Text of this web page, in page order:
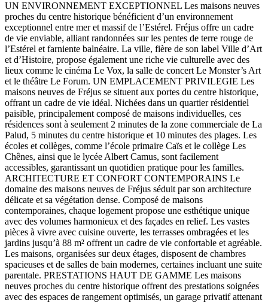
UN ENVIRONNEMENT EXCEPTIONNEL Les maisons neuves
proches du centre historique bénéficient d’un environnement
exceptionnel entre mer et massif de l’Estérel. Fréjus offre un cadre
de vie enviable, alliant randonnées sur les pentes de terre rouge de
l’Estérel et farniente balnéaire. La ville, fière de son label Ville d’Art
et d’Histoire, propose également une riche vie culturelle avec des
lieux comme le cinéma Le Vox, la salle de concert Le Monster’s Art
et le théâtre Le Forum. UN EMPLACEMENT PRIVILEGIE Les
maisons neuves de Fréjus se situent aux portes du centre historique,
offrant un cadre de vie idéal. Nichées dans un quartier résidentiel
paisible, principalement composé de maisons individuelles, ces
résidences sont à seulement 2 minutes de la zone commerciale de La
Palud, 5 minutes du centre historique et 10 minutes des plages. Les
écoles et collèges, comme l’école primaire Caïs et le collège Les
Chênes, ainsi que le lycée Albert Camus, sont facilement
accessibles, garantissant un quotidien pratique pour les familles.
ARCHITECTURE ET CONFORT CONTEMPORAINS Le
domaine des maisons neuves de Fréjus séduit par son architecture
délicate et sa végétation dense. Composé de maisons
contemporaines, chaque logement propose une esthétique unique
avec des volumes harmonieux et des façades en relief. Les vastes
pièces à vivre avec cuisine ouverte, les terrasses ombragées et les
jardins jusqu’à 88 m² offrent un cadre de vie confortable et agréable.
Les maisons, organisées sur deux étages, disposent de chambres
spacieuses et de salles de bain modernes, certaines incluant une suite
parentale. PRESTATIONS HAUT DE GAMME Les maisons
neuves proches du centre historique offrent des prestations soignées
avec des espaces de rangement optimisés, un garage privatif attenant